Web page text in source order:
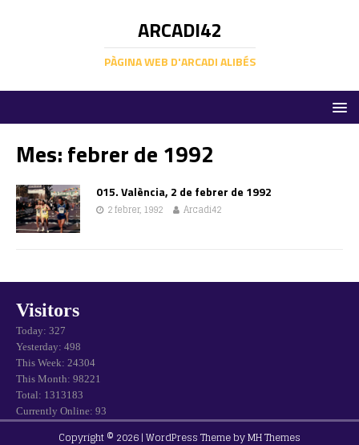
ARCADI42
PÀGINA WEB D'ARCADI ALIBÉS
Mes:febrer de 1992
015. València, 2 de febrer de 1992
2 febrer, 1992 Arcadi42
Visitors
Today: 327
Yesterday: 498
This Week: 24304
This Month: 98221
Total: 1313183
Currently Online: 93
Copyright © 2026 | WordPress Theme byMH Themes